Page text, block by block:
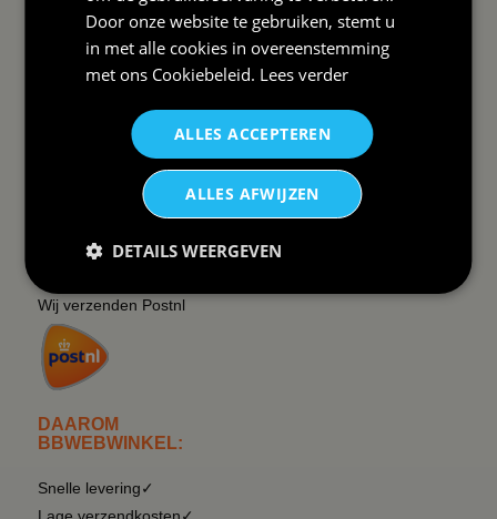
SERVICE EN INFO
Veel gestelde vragen
Uitschrijven nieuwsbrief
Wij verzenden Postnl
DAAROM
BBWEBWINKEL:
Snelle levering✓
Lage verzendkosten✓
OVERZICHT
Overzicht thema's
Overzicht rubrieken
Wat vinden klanten van ons
Door onze website te gebruiken, stemt u
in met alle cookies in overeenstemming
met ons Cookiebeleid. Lees verder
ALLES ACCEPTEREN
ALLES AFWIJZEN
DETAILS WEERGEVEN